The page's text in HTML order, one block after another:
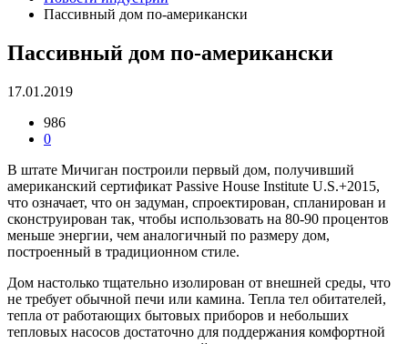
Пассивный дом по-американски
Пассивный дом по-американски
17.01.2019
986
0
В штате Мичиган построили первый дом, получивший
американский сертификат Passive House Institute U.S.+2015,
что означает, что он задуман, спроектирован, спланирован и
сконструирован так, чтобы использовать на 80-90 процентов
меньше энергии, чем аналогичный по размеру дом,
построенный в традиционном стиле.
Дом настолько тщательно изолирован от внешней среды, что
не требует обычной печи или камина. Тепла тел обитателей,
тепла от работающих бытовых приборов и небольших
тепловых насосов достаточно для поддержания комфортной